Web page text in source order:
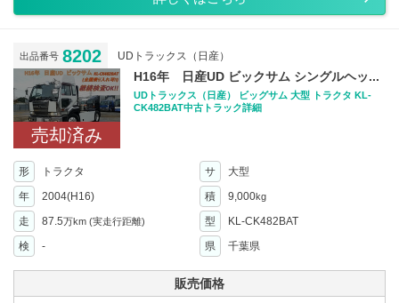
出品番号 8202 UDトラックス（日産）
売却済み
H16年 日産UD ビックサム シングルヘッ...
UDトラックス（日産） ビッグサム 大型 トラクタ KL-
CK482BAT中古トラック詳細
形 トラクタ サ
大型
年
2004(H16) 積 9,000kg
走 87.5万km (実走行距離) 型
KL-CK482BAT
検
- 県 千葉県
販売価格